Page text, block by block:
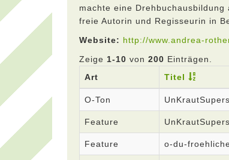
machte eine
freie Autorin und Regisseurin in
Website: http://www.andrea-
Zeige 1-10 von 200 Einträgen.
Art
Titel
O-Ton
Feature
Feature o-du-